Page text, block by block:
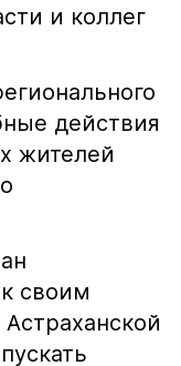
и коллег
действия
жителей
своим